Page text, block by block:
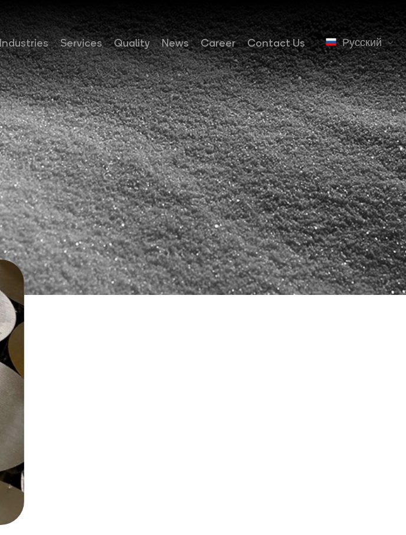
Industries Services Quality News Career Contact Us Русский